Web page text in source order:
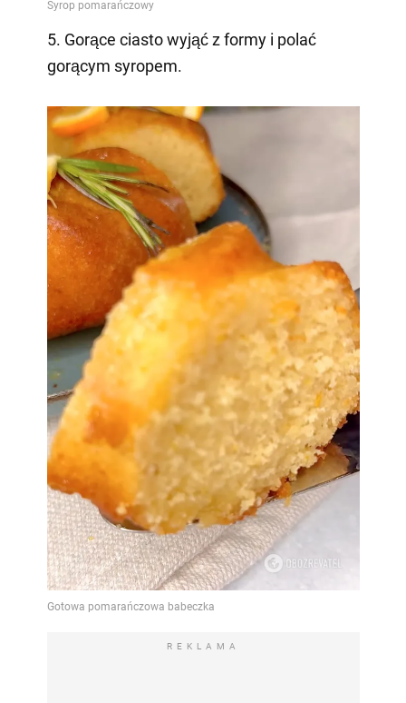
5. Gorące ciasto wyjąć z formy i polać
gorącym syropem.
REKLAMA